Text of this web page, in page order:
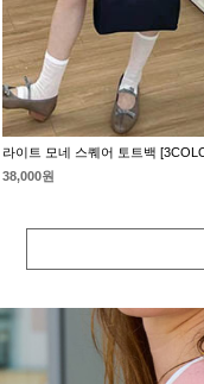
라이트 모네 스퀘어 토트백
38,000원